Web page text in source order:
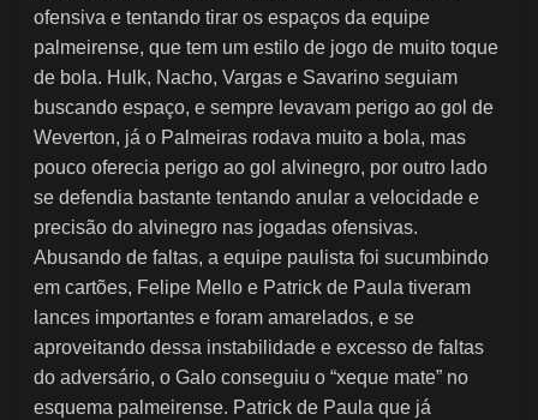
ofensiva e tentando tirar os espaços da equipe
palmeirense, que tem um estilo de jogo de muito toque
de bola. Hulk, Nacho, Vargas e Savarino seguiam
buscando espaço, e sempre levavam perigo ao gol de
Weverton, já o Palmeiras rodava muito a bola, mas
pouco oferecia perigo ao gol alvinegro, por outro lado
se defendia bastante tentando anular a velocidade e
precisão do alvinegro nas jogadas ofensivas.
Abusando de faltas, a equipe paulista foi sucumbindo
em cartões, Felipe Mello e Patrick de Paula tiveram
lances importantes e foram amarelados, e se
aproveitando dessa instabilidade e excesso de faltas
do adversário, o Galo conseguiu o “xeque mate” no
esquema palmeirense. Patrick de Paula que já